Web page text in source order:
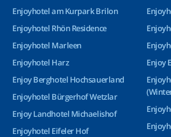
Enjoyhotel am Kurpark Brilon
Enjoyhotel Rhön Residence
Enjoyhotel Marleen
Enjoyhotel Harz
Enjoy Berghotel Hochsauerland
Enjoyhotel Bürgerhof Wetzlar
Enjoy Landhotel Michaelishof
Enjoyhotel Eifeler Hof
Enjoy